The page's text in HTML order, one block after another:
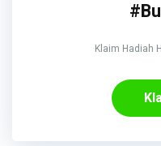
Klaim Hadiah